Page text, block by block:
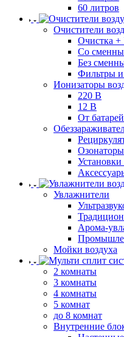
60 литров
Очистители
Очистка +
Cо
Без
Фильтры и
Ионизаторы
220 В
12 В
От
Озонаторы
Установки
Увлажнители
Арома-
Мойки воздуха
2 комнаты
3 комнаты
4 комнаты
5 комнат
до 8 комнат
Внутренние